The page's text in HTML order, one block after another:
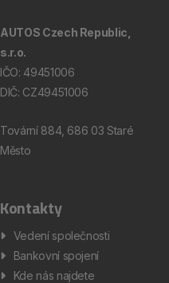
AUTOS Czech Republic,
s.r.o.
IČO: 49451006
DIČ: CZ49451006
Tovární 884, 686 03 Staré
Město
Kontakty
Vedení společnosti
Bankovní spojení
Kde nás najdete